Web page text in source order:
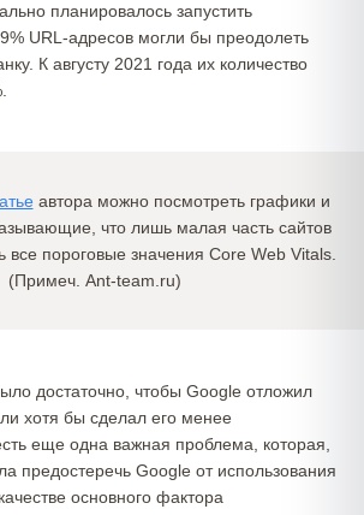
планировалось запустить
URL-адресов могли бы преодолеть
К августу 2021 года их количество
автора можно посмотреть графики и
что лишь малая часть сайтов
все пороговые значения Core Web Vitals.
(Примеч. Ant-team.ru)
достаточно, чтобы Google отложил
хотя бы сделал его менее
еще одна важная проблема, которая,
предостеречь Google от использования
основного фактора